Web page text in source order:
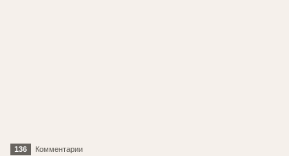
136 Комментарии